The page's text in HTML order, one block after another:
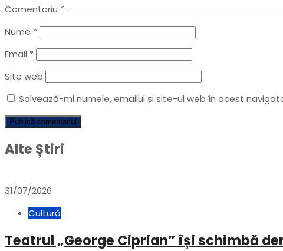
Comentariu *
Nume *
Email *
Site web
Salvează-mi numele, emailul și site-ul web în acest
Alte Știri
31/07/2026
Cultură
Teatrul „George Ciprian” își schimbă